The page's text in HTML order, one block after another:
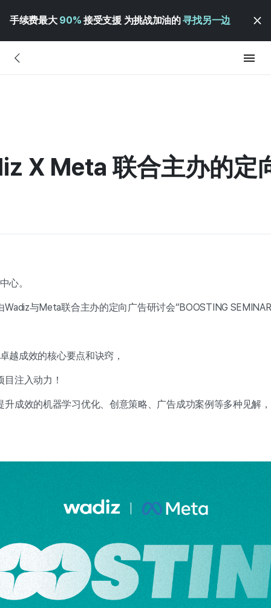
手续费最大 90% 接受支援 为挑战加油的寻找另一边
X Meta 联合主办的定
心。
与Meta联合主办的定向广告研讨会“BOOSTING
越成效的核心要点和诀窍，
注入动力！
升成效的机器学习优化、创意策略、广告成功案例等多种见解